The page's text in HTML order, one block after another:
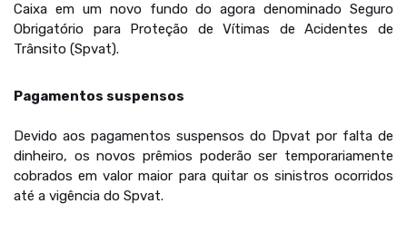
Caixa em um novo fundo do agora denominado Seguro
Obrigatório para Proteção de Vítimas de Acidentes de
Trânsito (Spvat).
Pagamentos suspensos
Devido aos pagamentos suspensos do Dpvat por falta de
dinheiro, os novos prêmios poderão ser temporariamente
cobrados em valor maior para quitar os sinistros ocorridos
até a vigência do Spvat.